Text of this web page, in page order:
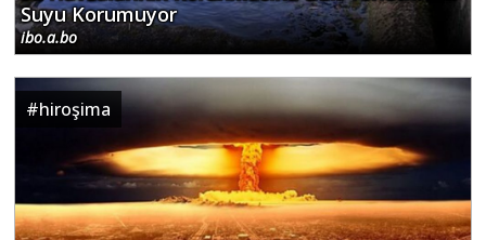
Suyu Korumuyor
ibo.a.bo
#hiroşima